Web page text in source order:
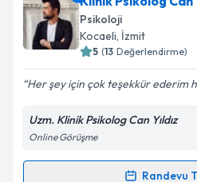
Psk. Dan. Ferhat Çıtıroğlu
talebi oluşturun. Size bu
için bir takvim
bilgilendireceğiz.
E-posta Adresiniz
Kişisel verilerimin
Klinik Psikolog Can
Psikoloji
Kocaeli, İzmit
( Değerlendirme)
Her şey için çok teşekkür ederim
Uzm. Klinik Psikolog Can Yıldız
Online Görüşme